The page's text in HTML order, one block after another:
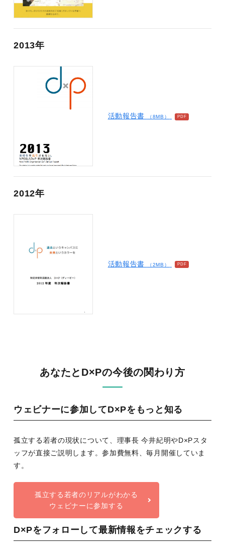
2013年
活動報告書 （8MB）
2012年
活動報告書 （2MB）
あなたとD×Pの今後の関わり方
ウェビナーに参加してD×Pをもっと知る
孤立する若者の現状について、理事長 今井紀明やD×Pスタ
ッフが直接ご説明します。参加費無料、毎月開催していま
す。
孤立する若者のリアルがわかる
ウェビナーに参加する
D×Pをフォローして最新情報をチェックする